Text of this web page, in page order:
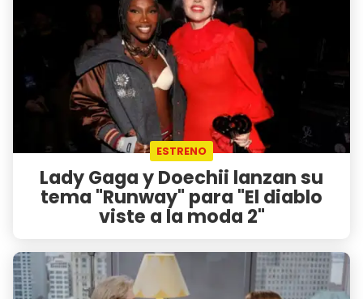
ESTRENO
Lady Gaga y Doechii lanzan su
tema "Runway" para "El diablo
viste a la moda 2"